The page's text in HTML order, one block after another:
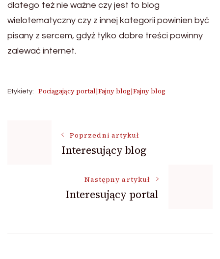
dlatego też nie ważne czy jest to blog
wielotematyczny czy z innej kategorii powinien być
pisany z sercem, gdyż tylko dobre treści powinny
zalewać internet.
Etykiety: Pociągający portal|Fajny blog|Fajny blog
NawigacjaPoprzedni artykuł
Interesujący blog
Następny artykuł
Interesujący portal